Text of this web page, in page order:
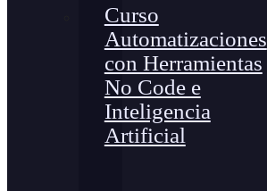
Curso
Automatizaciones
con Herramientas
No Code e
Inteligencia
Artificial